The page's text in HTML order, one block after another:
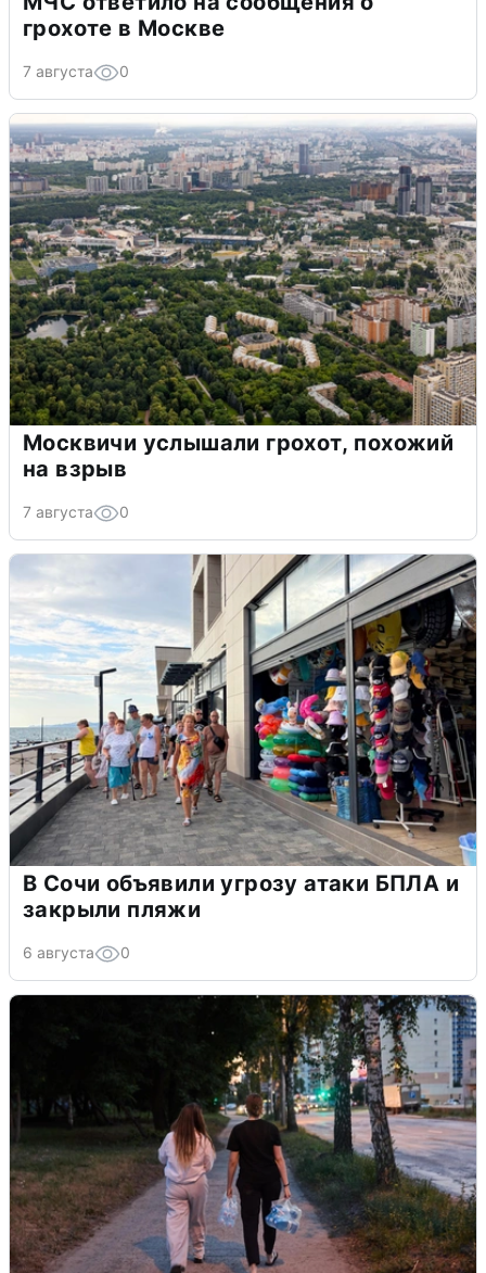
грохоте в Москве
7 августа 0
Москвичи услышали грохот, похожий
на взрыв
7 августа 0
В Сочи объявили угрозу атаки БПЛА и
закрыли пляжи
6 августа 0